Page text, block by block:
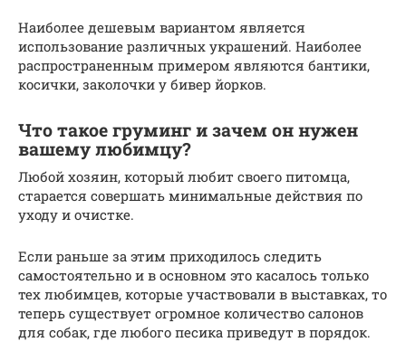
Наиболее дешевым вариантом является
использование различных украшений. Наиболее
распространенным примером являются бантики,
косички, заколочки у бивер йорков.
Что такое груминг и зачем он нужен
вашему любимцу?
Любой хозяин, который любит своего питомца,
старается совершать минимальные действия по
уходу и очистке.
Если раньше за этим приходилось следить
самостоятельно и в основном это касалось только
тех любимцев, которые участвовали в выставках, то
теперь существует огромное количество салонов
для собак, где любого песика приведут в порядок.